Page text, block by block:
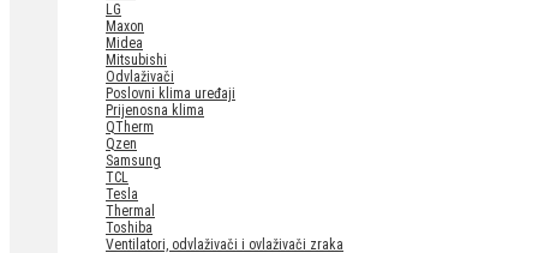
LG
Maxon
Midea
Mitsubishi
Odvlaživači
Poslovni klima uređaji
Prijenosna klima
QTherm
Qzen
Samsung
TCL
Tesla
Thermal
Toshiba
Ventilatori, odvlaživači i ovlaživači zraka